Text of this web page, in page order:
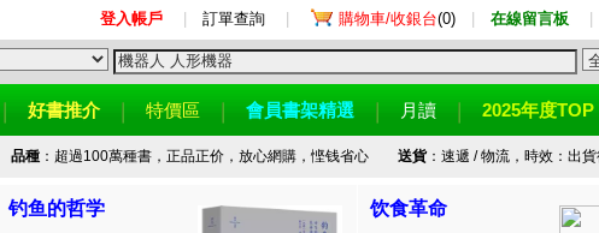
登入帳戶 訂單查詢 購物車/收銀台(0) 在線留言板
好書推介 特價區 會員書架精選 月讀 2025年度TOP
品種：超過100萬種書，正品正价，放心網購，悭钱省心 送貨：速遞 / 物流，時效：出貨
钓鱼的哲学 饮食革命